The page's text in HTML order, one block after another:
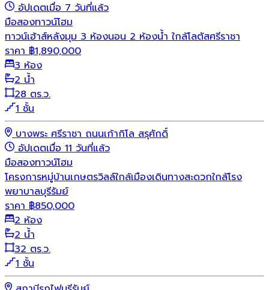
อัปเดตเมื่อ 7 วันที่แล้ว
มือสองทาวน์โฮม
ทาวน์เฮ้าส์หลังมุม 3 ห้องนอน 2 ห้องน้ำ ใกล้โลตัสศรีราชา
ราคา ฿1,890,000
3 ห้อง
2 น้ำ
28 ตร.ว.
1 ชั้น
บางพระ ศรีราชา ถนนเก้ากิโล สรุศักดิ์
อัปเดตเมื่อ 11 วันที่แล้ว
มือสองทาวน์โฮม
โครงการหมู่บ้านเกษตรวิลล์ใกล้เมืองเดินทางสะดวกใกล้โรง
พยาบาลบุรีรัมย์
ราคา ฿850,000
2 ห้อง
2 น้ำ
32 ตร.ว.
1 ชั้น